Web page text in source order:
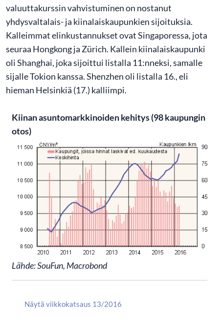
valuuttakurssin vahvistuminen on nostanut
yhdysvaltalais- ja kiinalaiskaupunkien sijoituksia.
Kalleimmat elinkustannukset ovat Singaporessa, jota
seuraa Hongkong ja Zürich. Kallein kiinalaiskaupunki
oli Shanghai, joka sijoittui listalla 11:nneksi, samalle
sijalle Tokion kanssa. Shenzhen oli listalla 16., eli
hieman Helsinkiä (17.) kalliimpi.
Kiinan asuntomarkkinoiden kehitys (98 kaupungin
otos)
Lähde: SouFun, Macrobond
Näytä viikkokatsaus 13/2016